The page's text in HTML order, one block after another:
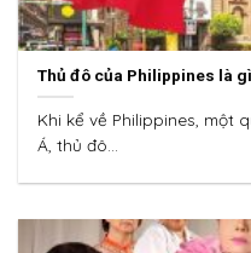
Thủ đô của Philippines là
Khi kể về Philippines, một
Á, thủ đô...